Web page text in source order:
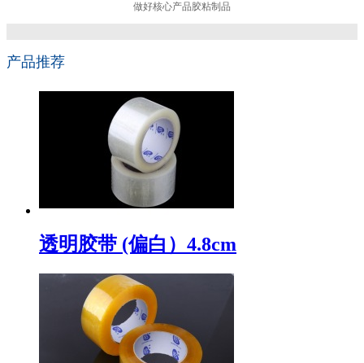
做好核心产品胶粘制品
产品推荐
透明胶带 (偏白）4.8cm